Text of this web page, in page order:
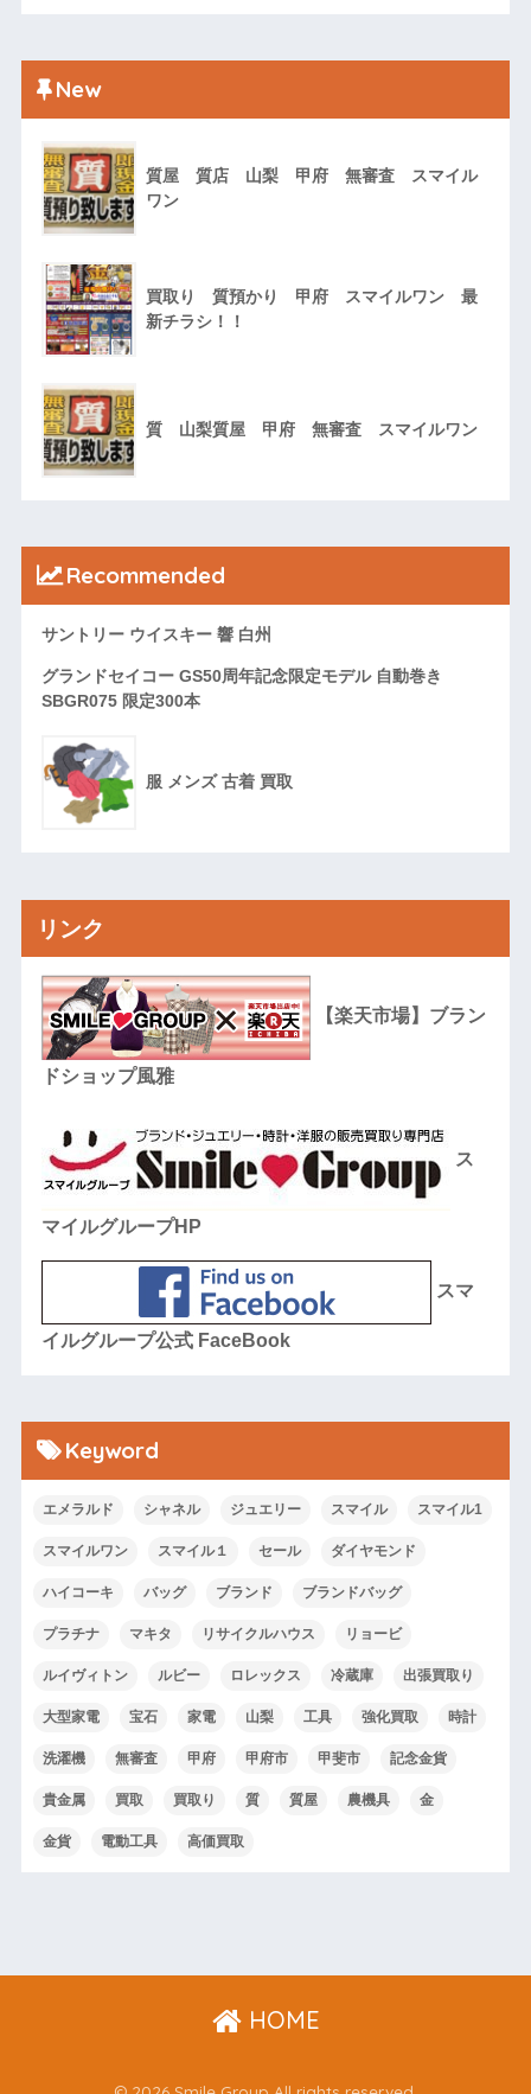
New
質屋 質店 山梨 甲府 無審査 スマイル
ワン
買取り 質預かり 甲府 スマイルワン 最
新チラシ！！
質 山梨質屋 甲府 無審査 スマイルワン
Recommended
サントリー ウイスキー 響 白州
グランドセイコー GS50周年記念限定モデル 自動巻き
SBGR075 限定300本
服 メンズ 古着 買取
リンク
【楽天市場】ブラン
ドショップ風雅
ス
マイルグループHP
スマ
イルグループ公式 FaceBook
Keyword
エメラルド シャネル ジュエリー スマイル スマイル1
スマイルワン スマイル１ セール ダイヤモンド
ハイコーキ バッグ ブランド ブランドバッグ
プラチナ マキタ リサイクルハウス リョービ
ルイヴィトン ルビー ロレックス 冷蔵庫 出張買取り
大型家電 宝石 家電 山梨 工具 強化買取 時計
洗濯機 無審査 甲府 甲府市 甲斐市 記念金貨
貴金属 買取 買取り 質 質屋 農機具 金
金貨 電動工具 高価買取
HOME